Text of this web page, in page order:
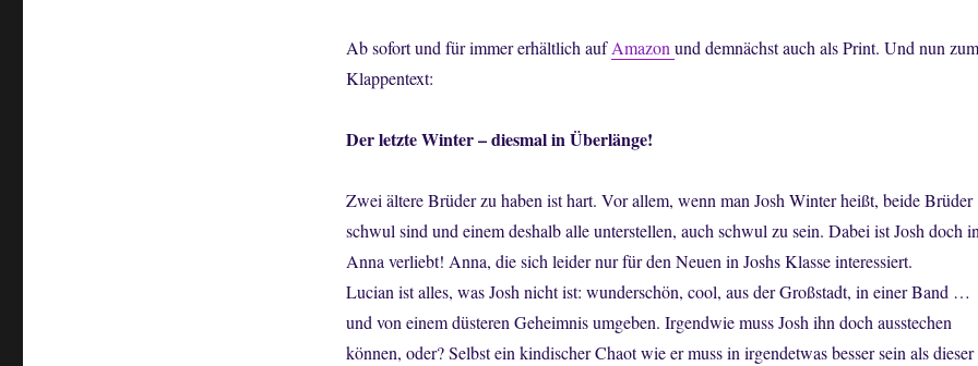
Ab sofort und für immer erhältlich aufAmazon und demnächst auch als Print. Und nun zum
Klappentext:
Der letzte Winter – diesmal in Überlänge!
Zwei ältere Brüder zu haben ist hart. Vor allem, wenn man Josh Winter heißt, beide Brüder
schwul sind und einem deshalb alle unterstellen, auch schwul zu sein. Dabei ist Josh doch
Anna verliebt! Anna, die sich leider nur für den Neuen in Joshs Klasse interessiert.
Lucian ist alles, was Josh nicht ist: wunderschön, cool, aus der Großstadt, in einer Band …
und von einem düsteren Geheimnis umgeben. Irgendwie muss Josh ihn doch ausstechen
können, oder? Selbst ein kindischer Chaot wie er muss in irgendetwas besser sein als dieser